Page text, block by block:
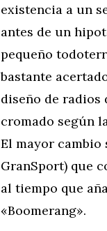
existencia a un
antes de un
pequeño
bastante
diseño de radios
cromado según
El mayor cambio
GranSport) que
al tiempo que
«Boomerang».